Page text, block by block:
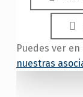
Puedes ver
nuestras